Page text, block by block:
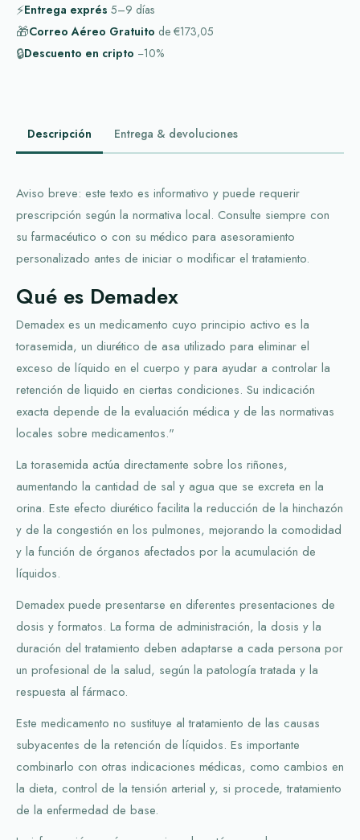
⚡Entrega exprés 5–9 días
🎁Correo Aéreo Gratuito de €173,05
🔒Descuento en cripto −10%
Descripción Entrega & devoluciones
Aviso breve: este texto es informativo y puede requerir
prescripción según la normativa local. Consulte siempre con
su farmacéutico o con su médico para asesoramiento
personalizado antes de iniciar o modificar el tratamiento.
Qué es Demadex
Demadex es un medicamento cuyo principio activo es la
torasemida, un diurético de asa utilizado para eliminar el
exceso de líquido en el cuerpo y para ayudar a controlar la
retención de liquido en ciertas condiciones. Su indicación
exacta depende de la evaluación médica y de las normativas
locales sobre medicamentos."
La torasemida actúa directamente sobre los riñones,
aumentando la cantidad de sal y agua que se excreta en la
orina. Este efecto diurético facilita la reducción de la hinchazón
y de la congestión en los pulmones, mejorando la comodidad
y la función de órganos afectados por la acumulación de
líquidos.
Demadex puede presentarse en diferentes presentaciones de
dosis y formatos. La forma de administración, la dosis y la
duración del tratamiento deben adaptarse a cada persona por
un profesional de la salud, según la patología tratada y la
respuesta al fármaco.
Este medicamento no sustituye al tratamiento de las causas
subyacentes de la retención de líquidos. Es importante
combinarlo con otras indicaciones médicas, como cambios en
la dieta, control de la tensión arterial y, si procede, tratamiento
de la enfermedad de base.